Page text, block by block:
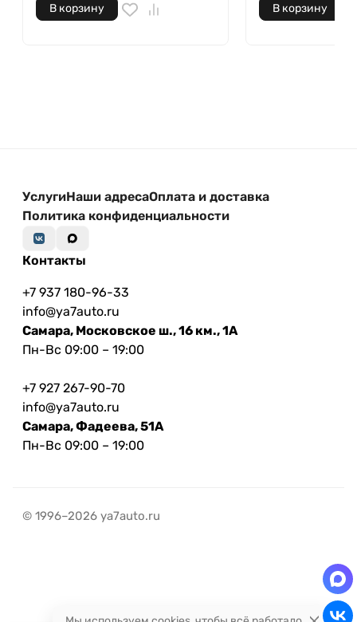
В корзину В корзину
УслугиНаши адресаОплата и доставка
Политика конфиденциальности
Контакты
+7 937 180-96-33
info@ya7auto.ru
Самара, Московское ш., 16 км., 1А
Пн-Вс 09:00 – 19:00
+7 927 267-90-70
info@ya7auto.ru
Самара, Фадеева, 51А
Пн-Вс 09:00 – 19:00
© 1996–2026 ya7auto.ru